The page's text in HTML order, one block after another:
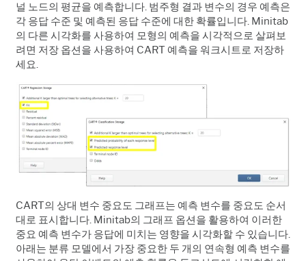
널 노드의 평균을 예측합니다. 범주형 결과 변수의 경우 예측은
각 응답 수준 및 예측된 응답 수준에 대한 확률입니다. Minitab
의 다른 시각화를 사용하여 모형의 예측을 시각적으로 살펴보
려면 저장 옵션을 사용하여 CART 예측을 워크시트로 저장하
세요.
CART의 상대 변수 중요도 그래프는 예측 변수를 중요도 순서
대로 표시합니다. Minitab의 그래프 옵션을 활용하여 이러한
중요 예측 변수가 응답에 미치는 영향을 시각화할 수 있습니다.
아래는 분류 모델에서 가장 중요한 두 개의 연속형 예측 변수를